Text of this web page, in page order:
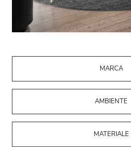
MARCA
AMBIENTE
MATERIALE